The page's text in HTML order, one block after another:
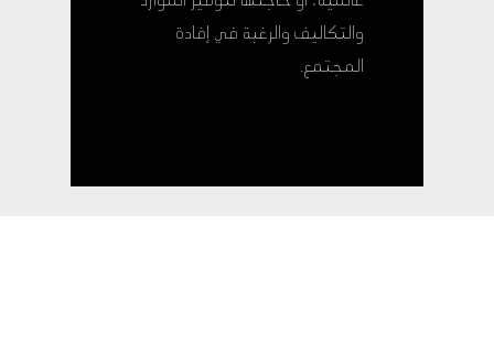
والتكاليف والرغبة في إفادة
المجتمع.